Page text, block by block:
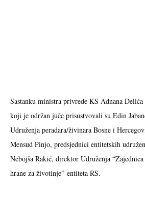
Sastanku ministra privrede KS Adnana Delića
koji je održan juče prisustvovali su Edin
Udruženja peradara/živinara Bosne i
Mensud Pinjo, predsjednici entitetskih
Nebojša Rakić, direktor Udruženja
hrane za životinje” entiteta RS.